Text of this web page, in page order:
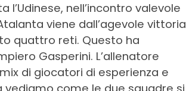
nell’incontro valevole
viene dall’agevole vittoria
quattro reti. Questo ha
Gasperini. L’allenatore
di giocatori di esperienza e